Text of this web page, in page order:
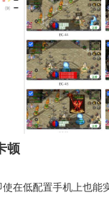
顿
在低配置手机上也